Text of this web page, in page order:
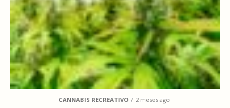
CANNABIS RECREATIVO 2 meses ago